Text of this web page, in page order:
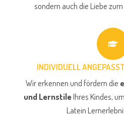
sondern auch die Liebe
INDIVIDUELL
Wir erkennen und fördern die
und LernstileIhres Kindes,
Latein